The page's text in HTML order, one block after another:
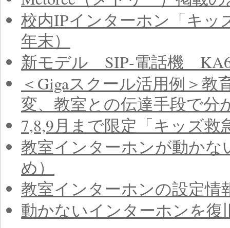
校内IPインターホン「キッ
年末）
新モデル SIP‐電話機
＜Gigaスクール活用例＞
変、教室との伝達手段で分
7,8,9月まで限定「キッズ
教室インターホンが動か
め）
教室インターホンの設定
動かないインターホンを